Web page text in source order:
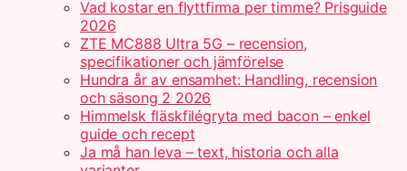
Vad kostar en flyttfirma per timme? Prisguide
2026
ZTE MC888 Ultra 5G – recension,
specifikationer och jämförelse
Hundra år av ensamhet: Handling, recension
och säsong 2 2026
Himmelsk fläskfilégryta med bacon – enkel
guide och recept
Ja må han leva – text, historia och alla